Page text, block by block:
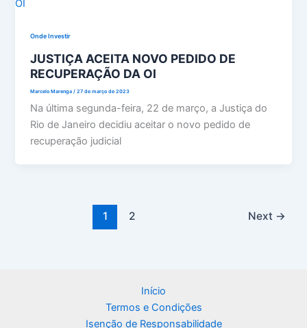
Onde Investir
JUSTIÇA ACEITA NOVO PEDIDO DE
RECUPERAÇÃO DA OI
Marcelo Marenga/27 de março de 2023
Na última segunda-feira, 22 de março, a Justiça do
Rio de Janeiro decidiu aceitar o novo pedido de
recuperação judicial
1 2 Next →
Início
Termos e Condições
Isenção de Responsabilidade